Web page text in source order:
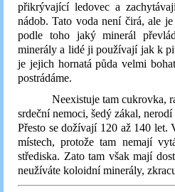
přikrývající ledovec a
nádob. Tato voda není čirá, ale
podle toho jaký minerál
minerály a lidé ji používají jak k
je jejich hornatá půda velmi
postrádáme.
Neexistuje tam cukrovka,
srdeční nemoci, šedý zákal,
Přesto se dožívají 120 až 140 let.
místech, protože tam nemají
střediska. Zato tam však mají
neužíváte koloidní minerály,